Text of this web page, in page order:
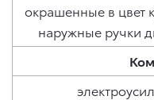
окрашенные в цвет
наружные ручки